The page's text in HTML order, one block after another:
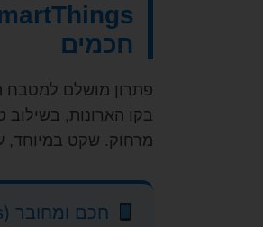
חכמים
פתרון מושלם למטבח
מרחוק. שקט במיוחד,
חכם ומחובר (SmartThings)